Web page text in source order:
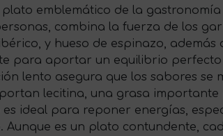
emblemático de la
combina la fuerza de los
y hueso de espinazo,
para aportar un equilibrio
lento asegura que los sabores
lecitina, una grasa
ideal para reponer energías,
Aunque es un plato contundente,